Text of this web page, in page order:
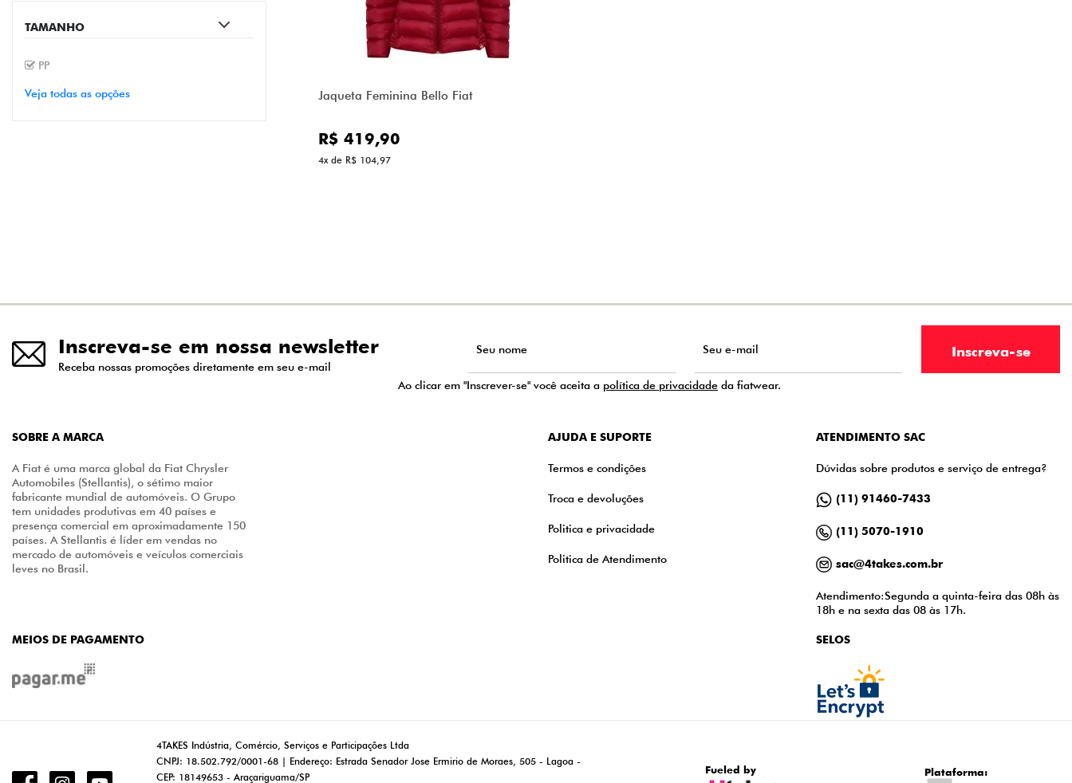
TAMANHO
PP
Veja todas as opções
Jaqueta Feminina Bello Fiat
R$ 419,90
4x de R$ 104,97
Inscreva-se em nossa newsletter
Receba nossas promoções diretamente em seu e-mail
Ao clicar em "Inscrever-se" você aceita a política de privacidade da fiatwear.
SOBRE A MARCA
A Fiat é uma marca global da Fiat Chrysler
Automobiles (Stellantis), o sétimo maior
fabricante mundial de automóveis. O Grupo
tem unidades produtivas em 40 países e
presença comercial em aproximadamente 150
países. A Stellantis é líder em vendas no
mercado de automóveis e veículos comerciais
leves no Brasil.
AJUDA E SUPORTE
Termos e condições
Troca e devoluções
Politica e privacidade
Politica de Atendimento
ATENDIMENTO SAC
Dúvidas sobre produtos e serviço de entrega?
(11) 91460-7433
(11) 5070-1910
sac@4takes.com.br
Atendimento:Segunda a quinta-feira das 08h às
18h e na sexta das 08 às 17h.
MEIOS DE PAGAMENTO
SELOS
4TAKES Indústria, Comércio, Serviços e Participações Ltda
CNPJ: 18.502.792/0001-68 | Endereço: Estrada Senador Jose Ermirio de Moraes, 505 - Lagoa -
CEP: 18149653 - Araçariguama/SP
Fueled by Plataforma: